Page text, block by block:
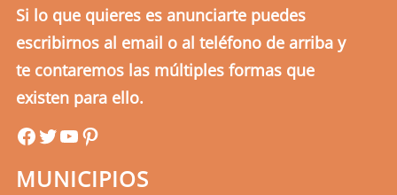
Si lo que quieres es anunciarte puedes
escribirnos al email o al teléfono de arriba y
te contaremos las múltiples formas que
existen para ello.
uribefmuribefmYouTube Pinterest
MUNICIPIOS